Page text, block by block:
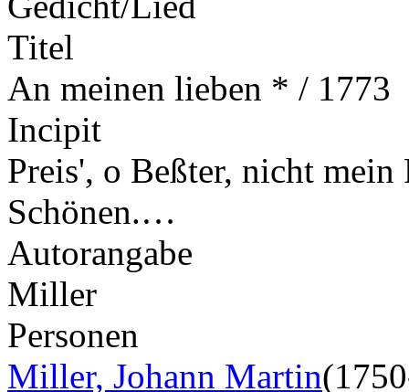
Titel
An meinen lieben * / 1773
Incipit
Preis', o Beßter, nicht mein
Schönen.…
Autorangabe
Miller
Personen
Miller, Johann Martin